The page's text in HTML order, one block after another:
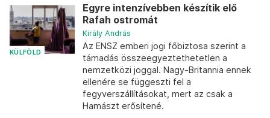
KÜLFÖLD
Egyre intenzívebben készítik elő
Rafah ostromát
Király András
Az ENSZ emberi jogi főbiztosa szerint a
támadás összeegyeztethetetlen a
nemzetközi joggal. Nagy-Britannia ennek
ellenére se függeszti fel a
fegyverszállításokat, mert az csak a
Hamászt erősítené.